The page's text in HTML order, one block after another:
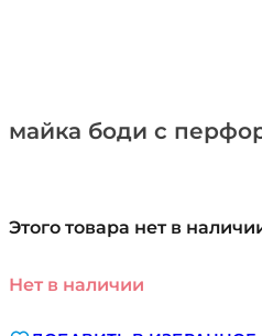
майка боди с
Этого товара нет в
Нет в наличии